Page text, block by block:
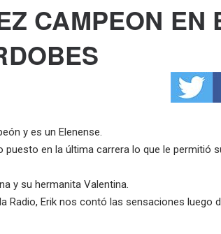
CAMPEON EN
y es un Elenense.
en la última carrera lo que le permitió
y su hermanita Valentina.
Radio, Erik nos contó las sensaciones luego